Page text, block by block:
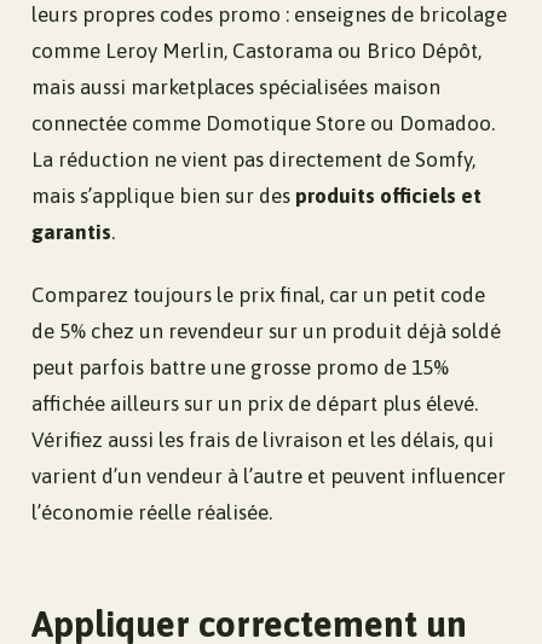
leurs propres codes promo : enseignes de bricolage
comme Leroy Merlin, Castorama ou Brico Dépôt,
mais aussi marketplaces spécialisées maison
connectée comme Domotique Store ou Domadoo.
La réduction ne vient pas directement de Somfy,
mais s’applique bien sur des produits officiels et
garantis.
Comparez toujours le prix final, car un petit code
de 5% chez un revendeur sur un produit déjà soldé
peut parfois battre une grosse promo de 15%
affichée ailleurs sur un prix de départ plus élevé.
Vérifiez aussi les frais de livraison et les délais, qui
varient d’un vendeur à l’autre et peuvent influencer
l’économie réelle réalisée.
Appliquer correctement un